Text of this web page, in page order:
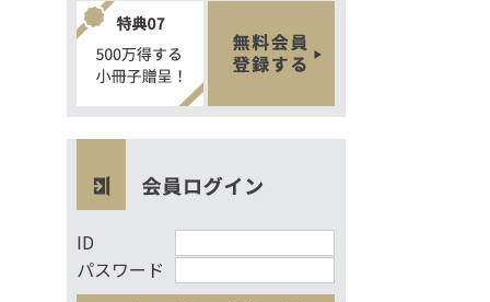
ID
パスワード